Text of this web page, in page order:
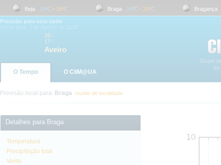
Beja 18 ºC- 35 ºC Braga 18 ºC- 26 ºC Bragança 17
Previsão para esta tarde
25
17
Aveiro
O Tempo O CliM@UA
Previsão local para: Braga mudar de localidade
Detalhes para Braga
Temperatura
Precipitação total
Vento